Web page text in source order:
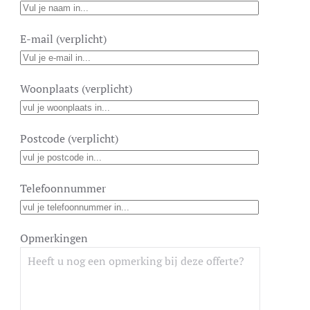
E-mail (verplicht)
Woonplaats (verplicht)
Postcode (verplicht)
Telefoonnummer
Opmerkingen